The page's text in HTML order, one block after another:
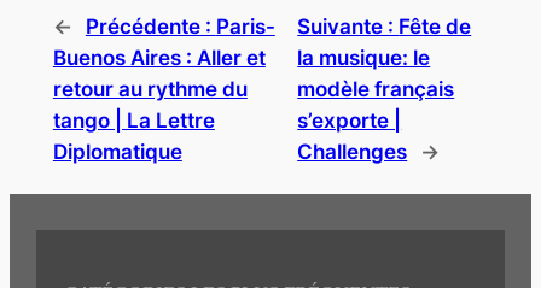
← Précédente : Paris-
Buenos Aires : Aller et
retour au rythme du
tango | La Lettre
Diplomatique
Suivante : Fête de
la musique: le
modèle français
s’exporte |
Challenges
→